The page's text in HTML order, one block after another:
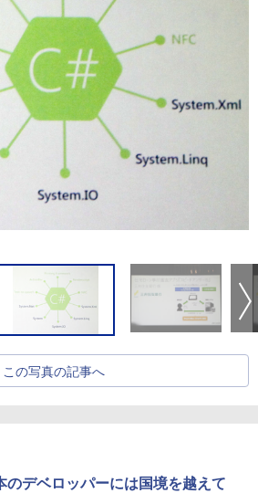
この写真の記事へ
のデベロッパーには国境を越えて